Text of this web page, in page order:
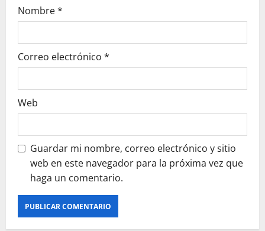
Nombre*
Correo electrónico *
Web
Guardar mi nombre, correo electrónico y sitio
web en este navegador para la próxima vez que
haga un comentario.